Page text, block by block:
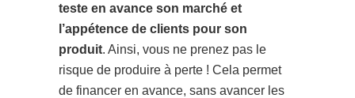
teste en avance son marché et
l’appétence de clients pour son
produit. Ainsi, vous ne prenez pas le
risque de produire à perte ! Cela permet
de financer en avance, sans avancer les